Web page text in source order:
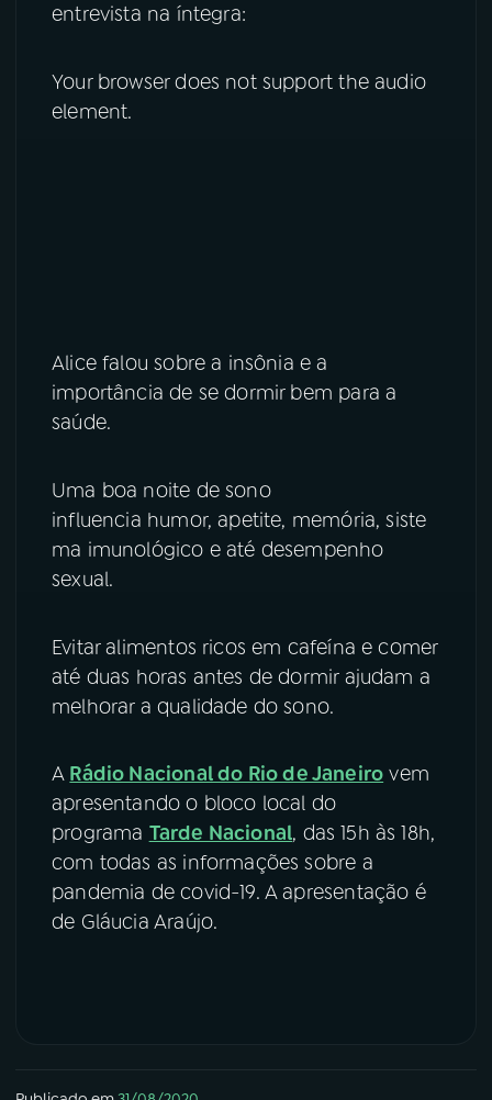
Instagram
entrevista na íntegra:
Your browser does not support the audio
element.
Alice falou sobre a insônia e a
importância de se dormir bem para a
saúde.
Uma boa noite de sono
influencia humor, apetite, memória, siste
ma imunológico e até desempenho
sexual.
Evitar alimentos ricos em cafeína e comer
até duas horas antes de dormir ajudam a
melhorar a qualidade do sono.
A Rádio Nacional do Rio de Janeiro vem
apresentando o bloco local do
programa Tarde Nacional, das 15h às 18h,
com todas as informações sobre a
pandemia de covid-19. A apresentação é
de Gláucia Araújo.